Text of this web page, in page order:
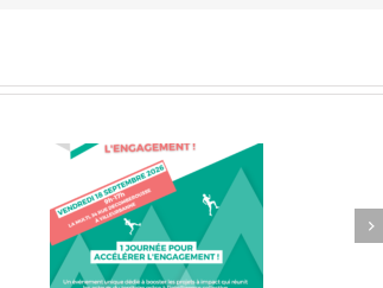
Didier Amiel, entrepreneur
chez Misa Légumes
Next